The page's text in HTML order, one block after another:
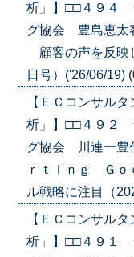
析」】□□４９４
グ協会 豊島恵太
顧客の声を反映
日号）('26/06/19)
【ＥＣコンサル
析」】□□４９２
グ協会 川連一豊
ｒｔｉｎｇ Ｇｏ
ル戦略に注目（
【ＥＣコンサル
析」】□□４９１